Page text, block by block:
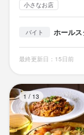
小さなお店
バイト ホールス
最終更新日：15日前
1 / 13